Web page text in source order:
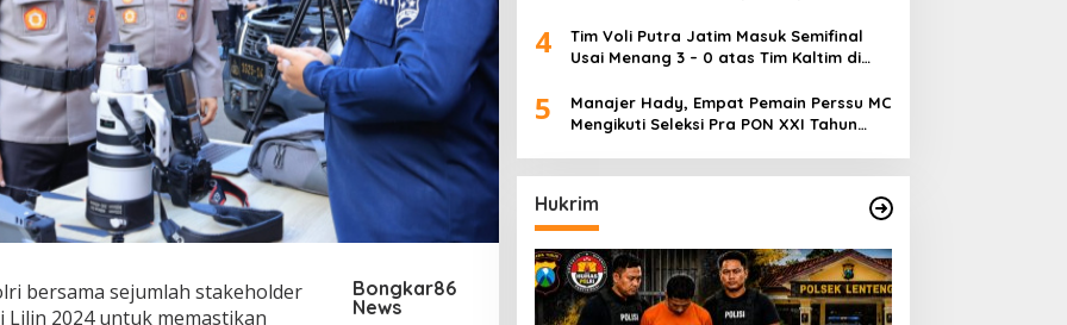
bersama sejumlah stakeholder
2024 untuk memastikan
Bongkar86
News
4
Tim Voli Putra Jatim Masuk Semifinal
Usai Menang 3 – 0 atas Tim Kaltim di
5
Manajer Hady, Empat Pemain Perssu MC
Mengikuti Seleksi Pra PON XXI Tahun
Hukrim